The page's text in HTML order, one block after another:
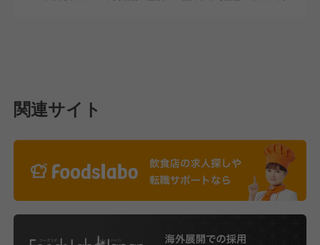
関連サイト